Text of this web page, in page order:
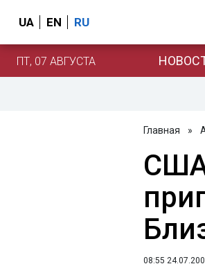
UA EN RU
ПТ, 07 АВГУСТА
Главная »
США
08:55